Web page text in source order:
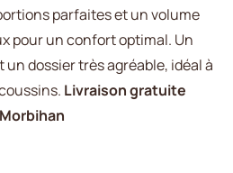
parfaites et un volume
pour un confort optimal. Un
un dossier très agréable, idéal à
Livraison gratuite